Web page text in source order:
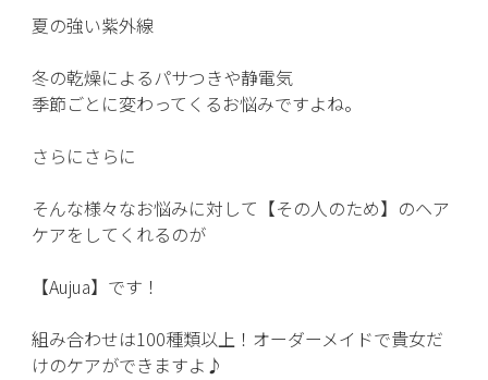
夏の強い紫外線
冬の乾燥によるパサつきや静電気
季節ごとに変わってくるお悩みですよね。
さらにさらに
そんな様々なお悩みに対して【その人のため】のヘア
ケアをしてくれるのが
【Aujua】です！
組み合わせは100種類以上！オーダーメイドで貴女だ
けのケアができますよ♪